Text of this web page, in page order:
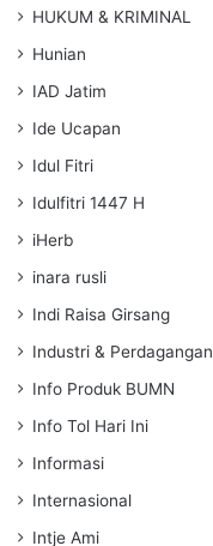
HUKUM & KRIMINAL
Hunian
IAD Jatim
Ide Ucapan
Idul Fitri
Idulfitri 1447 H
iHerb
inara rusli
Indi Raisa Girsang
Industri & Perdagangan
Info Produk BUMN
Info Tol Hari Ini
Informasi
Internasional
Intje Ami